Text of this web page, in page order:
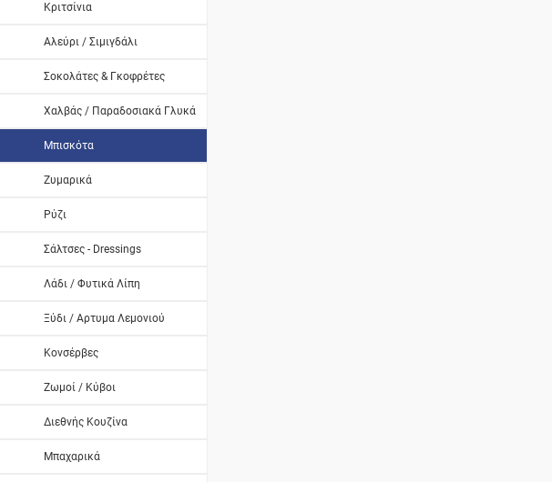
Κριτσίνια
Αλεύρι / Σιμιγδάλι
Σοκολάτες & Γκοφρέτες
Χαλβάς / Παραδοσιακά Γλυκά
Μπισκότα
Ζυμαρικά
Ρύζι
Σάλτσες - Dressings
Λάδι / Φυτικά Λίπη
Ξύδι / Αρτυμα Λεμονιού
Κονσέρβες
Ζωμοί / Κύβοι
Διεθνής Κουζίνα
Μπαχαρικά